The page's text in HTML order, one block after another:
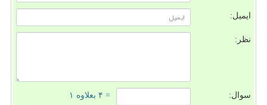
ایمیل:
نظر:
سوال: = ۴ بعلاوه ۱